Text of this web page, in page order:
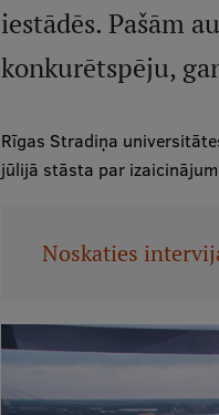
iestādēs. Pašām
konkurētspēju,
Rīgas Stradiņa
jūlijā stāsta par
Noskaties